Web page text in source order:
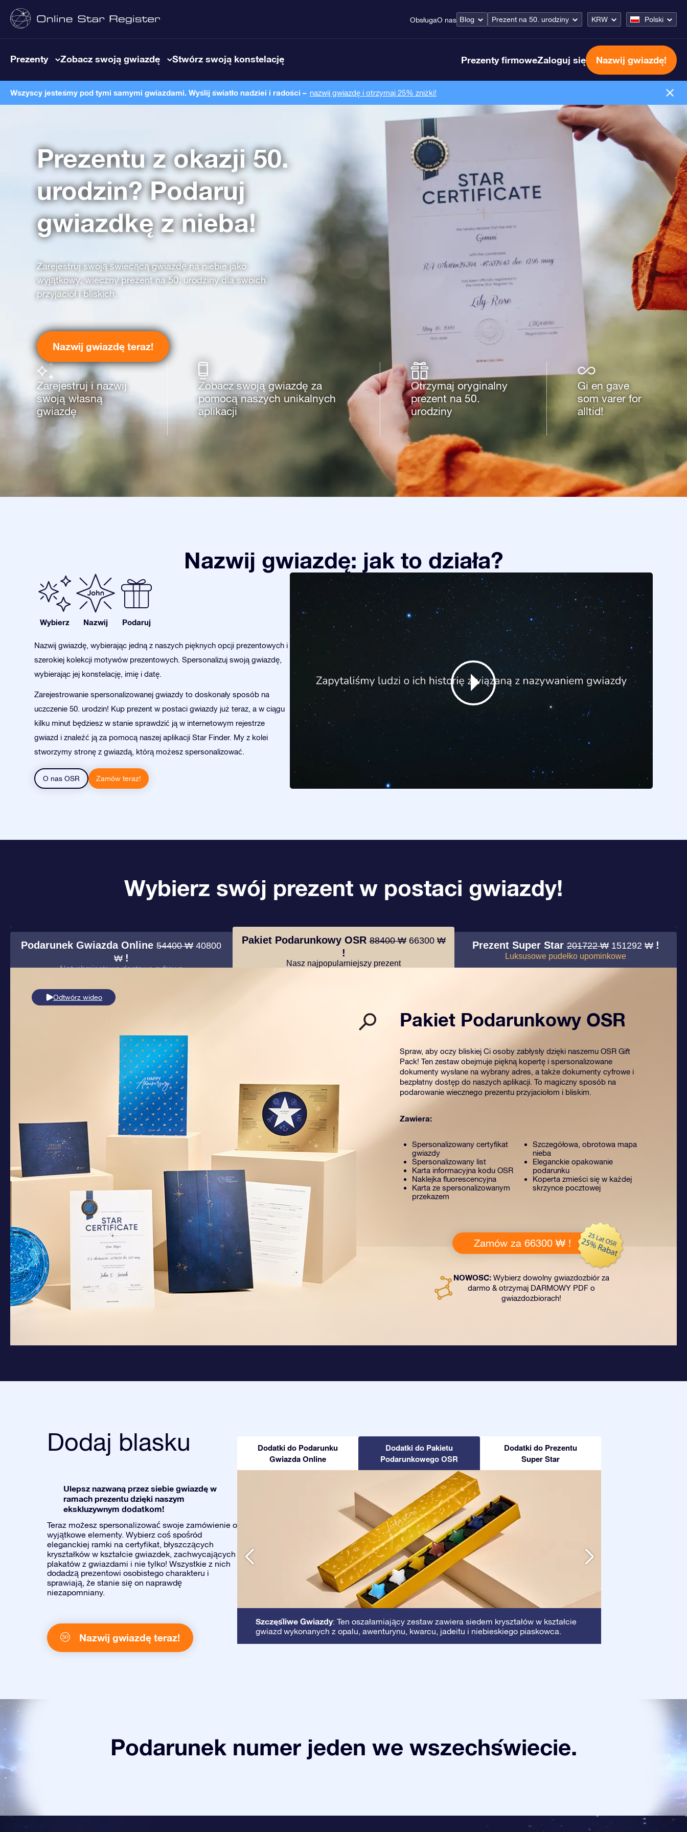
ObsługaO nas Blog Prezent na 50. urodziny KRW Polski
Prezenty Zobacz swoją gwiazdę Stwórz swoją konstelację Prezenty firmoweZaloguj się Nazwij gwiazdę!
Wszyscy jesteśmy pod tymi samymi gwiazdami. Wyślij światło nadziei i radości – nazwij gwiazdę i otrzymaj 25% zniżki!
Prezentu z okazji 50.
urodzin? Podaruj
gwiazdkę z nieba!
Zarejestruj swoją świecącą gwiazdę na niebie jako
wyjątkowy, wieczny prezent na 50. urodziny dla swoich
przyjaciół i bliskich.
Nazwij gwiazdę teraz!
Zarejestruj i nazwij
swoją własną
gwiazdę
Zobacz swoją gwiazdę za
pomocą naszych unikalnych
aplikacji
Otrzymaj oryginalny
prezent na 50.
urodziny
Gi en gave
som varer for
alltid!
Nazwij gwiazdę: jak to działa?
Wybierz Nazwij Podaruj
Nazwij gwiazdę, wybierając jedną z naszych pięknych opcji prezentowych i
szerokiej kolekcji motywów prezentowych. Spersonalizuj swoją gwiazdę,
wybierając jej konstelację, imię i datę.
Zarejestrowanie spersonalizowanej gwiazdy to doskonały sposób na
uczczenie 50. urodzin! Kup prezent w postaci gwiazdy już teraz, a w ciągu
kilku minut będziesz w stanie sprawdzić ją w internetowym rejestrze
gwiazd i znaleźć ją za pomocą naszej aplikacji Star Finder. My z kolei
stworzymy stronę z gwiazdą, którą możesz spersonalizować.
O nas OSR Zamów teraz!
Wybierz swój prezent w postaci gwiazdy!
Podarunek Gwiazda Online54400 ₩ 40800
₩ !
Natychmiastowa dostawa cyfrowa
Pakiet Podarunkowy OSR88400 ₩ 66300 ₩
!
Nasz najpopularniejszy prezent
Prezent Super Star201722 ₩ 151292 ₩ !
Luksusowe pudełko upominkowe
Odtwórz wideo
Pakiet Podarunkowy OSR
Spraw, aby oczy bliskiej Ci osoby zabłysły dzięki naszemu OSR Gift
Pack! Ten zestaw obejmuje piękną kopertę i spersonalizowane
dokumenty wysłane na wybrany adres, a także dokumenty cyfrowe i
bezpłatny dostęp do naszych aplikacji. To magiczny sposób na
podarowanie wiecznego prezentu przyjaciołom i bliskim.
Zawiera:
Spersonalizowany certyfikat
gwiazdy
Spersonalizowany list
Karta informacyjna kodu OSR
Naklejka fluorescencyjna
Karta ze spersonalizowanym
przekazem
Szczegółowa, obrotowa mapa
nieba
Eleganckie opakowanie
podarunku
Koperta zmieści się w każdej
skrzynce pocztowej
Zamów za 66300 ₩ !
NOWOŚĆ: Wybierz dowolny gwiazdozbiór za
darmo & otrzymaj DARMOWY PDF o
gwiazdozbiorach!
Dodaj blasku
Ulepsz nazwaną przez siebie gwiazdę w
ramach prezentu dzięki naszym
ekskluzywnym dodatkom!
Teraz możesz spersonalizować swoje zamówienie o
wyjątkowe elementy. Wybierz coś spośród
eleganckiej ramki na certyfikat, błyszczących
kryształków w kształcie gwiazdek, zachwycających
plakatów z gwiazdami i nie tylko! Wszystkie z nich
dodadzą prezentowi osobistego charakteru i
sprawiają, że stanie się on naprawdę
niezapomniany.
Nazwij gwiazdę teraz!
Dodatki do Podarunku
Gwiazda Online
Dodatki do Pakietu
Podarunkowego OSR
Dodatki do Prezentu
Super Star
Szczęśliwe Gwiazdy: Ten oszałamiający zestaw zawiera siedem kryształów w kształcie
gwiazd wykonanych z opalu, awenturynu, kwarcu, jadeitu i niebieskiego piaskowca.
Podarunek numer jeden we wszechświecie.